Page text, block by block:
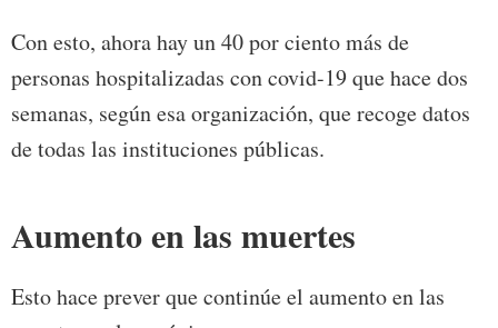
Con esto, ahora hay un 40 por ciento más de
personas hospitalizadas con covid-19 que hace dos
semanas, según esa organización, que recoge datos
de todas las instituciones públicas.
Aumento en las muertes
Esto hace prever que continúe el aumento en las